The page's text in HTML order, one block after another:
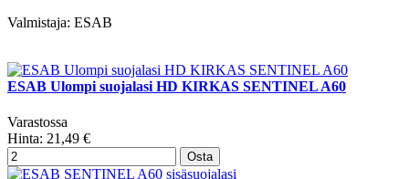
Valmistaja: ESAB
ESAB Ulompi suojalasi HD KIRKAS SENTINEL A60
Varastossa
Hinta: 21,49 €
Osta